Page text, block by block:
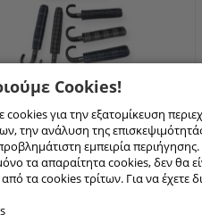
ΣΠΑΣΤΉ
ΔΙΆΜΕΤΡΟΣ
[ Συνδεθείτε για τιμή ]
Cookies!
για την εξατομίκευση
την ανάλυση της
εμπειρία περιήγησης.
τα απαραίτητα cookies, δεν θα
τα cookies τρίτων. Για να έχετε